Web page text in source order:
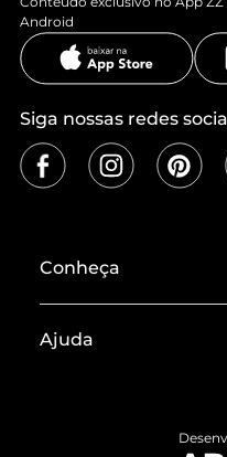
Android
Siga nossas redes
Conheça
Termos de Uso
Ajuda